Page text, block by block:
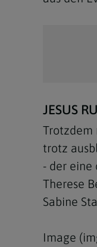
JESUS
Trotzdem
trotz
- der eine
Therese
Sabine
Image